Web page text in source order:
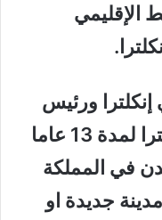
الإقليمي
ورئيس
هيئة التخطيط في عموم إنكلترا لمدة 13 عاما
في المملكة
المتحدة ومنفذ لأكثر من 50 مدينة جديدة او